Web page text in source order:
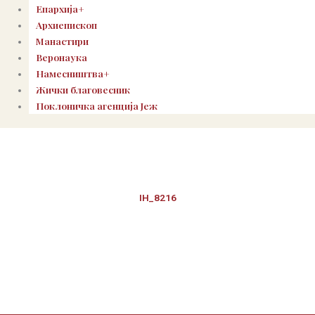
Епархија+
Архиепископ
Манастири
Веронаука
Намесништва+
Жички благовесник
Поклоничка агенција Јеж
IH_8216